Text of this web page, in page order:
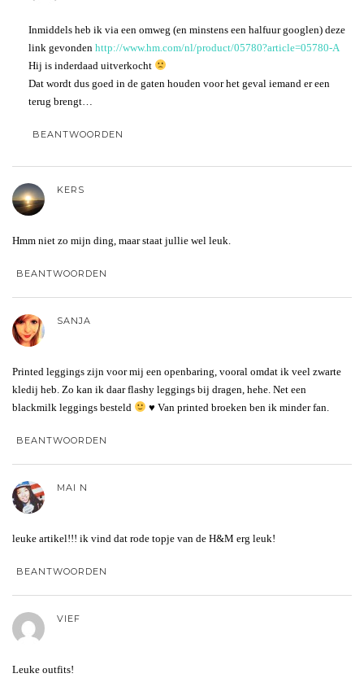
Inmiddels heb ik via een omweg (en minstens een halfuur googlen) deze
link gevonden http://www.hm.com/nl/product/05780?article=05780-A
Hij is inderdaad uitverkocht
Dat wordt dus goed in de gaten houden voor het geval iemand er een
terug brengt…
BEANTWOORDEN
KERS
Hmm niet zo mijn ding, maar staat jullie wel leuk.
BEANTWOORDEN
SANJA
Printed leggings zijn voor mij een openbaring, vooral omdat ik veel zwarte
kledij heb. Zo kan ik daar flashy leggings bij dragen, hehe. Net een
blackmilk leggings besteld
♥ Van printed broeken ben ik minder fan.
BEANTWOORDEN
MAI N
leuke artikel!!! ik vind dat rode topje van de H&M erg leuk!
BEANTWOORDEN
VIEF
Leuke outfits!